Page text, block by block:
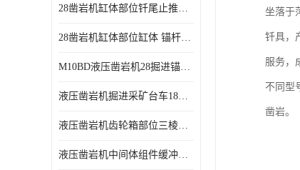
28凿岩机缸体部位钎尾止推套 锚杆钻车10KW液压凿岩机零配件
28凿岩机缸体部位缸体 锚杆掘进钻车10KW液压凿岩机零配件
M10BD液压凿岩机28掘进锚杆台车10KW液压凿岩机
液压凿岩机掘进采矿台车18KW液压凿岩机
液压凿岩机齿轮箱部位三棱套 掘进凿岩台车18KW液压凿岩机配件
液压凿岩机中间体组件缓冲活塞 地下采矿台车18kw凿岩机活塞配件
坐落于
钎具，
服务，
不同型
凿岩。